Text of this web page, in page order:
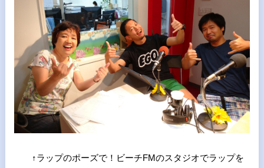
↑ラップのポーズで！ビーチFMのスタジオでラップを